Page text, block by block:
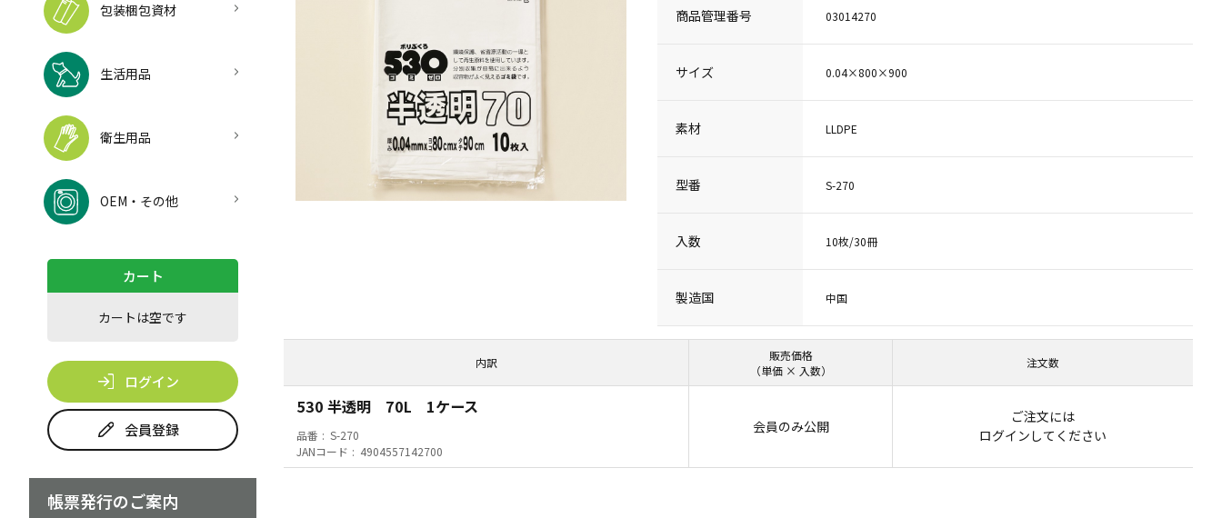
商品管理番号 03014270
サイズ 0.04×800×900
素材 LLDPE
型番 S-270
入数 10枚/30冊
製造国 中国
内訳
販売価格
（単価 × 入数）
注文数
530 半透明 70L 1ケース
品番
S-270
JANコード
4904557142700
会員のみ公開
ご注文には
ログイン してください
包装梱包資材
生活用品
衛生用品
OEM・その他
カート
カートは空です
ログイン
会員登録
帳票発行のご案内